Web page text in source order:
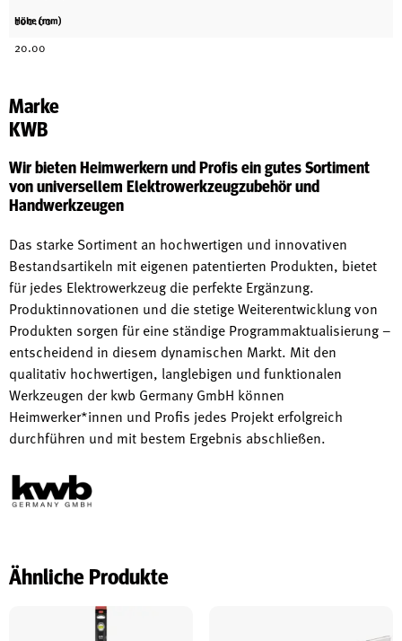
100.00
Höhe (mm)
20.00
Marke
KWB
Wir bieten Heimwerkern und Profis ein gutes Sortiment
von universellem Elektrowerkzeugzubehör und
Handwerkzeugen
Das starke Sortiment an hochwertigen und innovativen
Bestandsartikeln mit eigenen patentierten Produkten, bietet
für jedes Elektrowerkzeug die perfekte Ergänzung.
Produktinnovationen und die stetige Weiterentwicklung von
Produkten sorgen für eine ständige Programmaktualisierung –
entscheidend in diesem dynamischen Markt. Mit den
qualitativ hochwertigen, langlebigen und funktionalen
Werkzeugen der kwb Germany GmbH können
Heimwerker*innen und Profis jedes Projekt erfolgreich
durchführen und mit bestem Ergebnis abschließen.
Ähnliche Produkte